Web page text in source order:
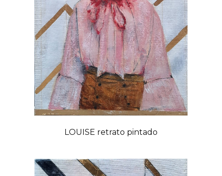
LOUISE retrato pintado